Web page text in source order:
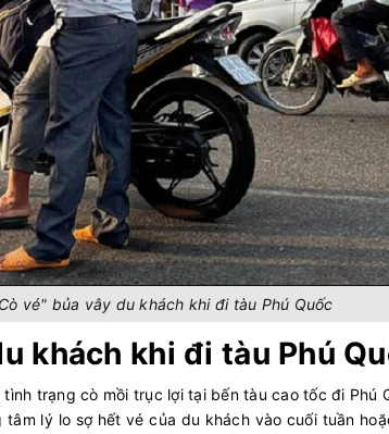
vé" bủa vây du khách khi đi tàu Phú Quốc
khách khi đi tàu Phú
trạng cò mồi trục lợi tại bến tàu cao tốc đi Phú
lý lo sợ hết vé của du khách vào cuối tuần